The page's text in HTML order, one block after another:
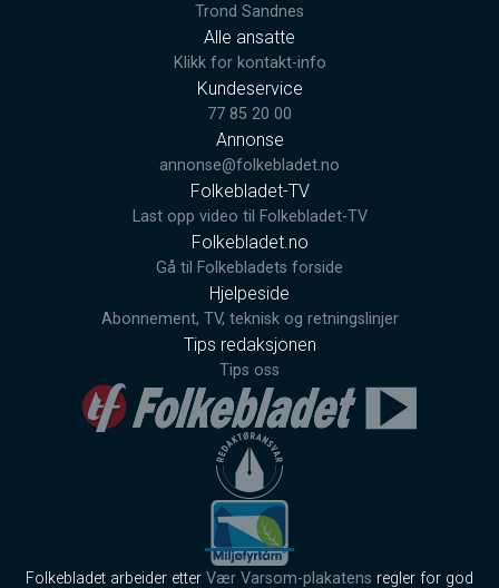
Trond Sandnes
Alle ansatte
Klikk for kontakt-info
Kundeservice
77 85 20 00
Annonse
annonse@folkebladet.no
Folkebladet-TV
Last opp video til Folkebladet-TV
Folkebladet.no
Gå til Folkebladets forside
Hjelpeside
Abonnement, TV, teknisk og retningslinjer
Tips redaksjonen
Tips oss
Folkebladet arbeider etter Vær Varsom-plakatens regler for god